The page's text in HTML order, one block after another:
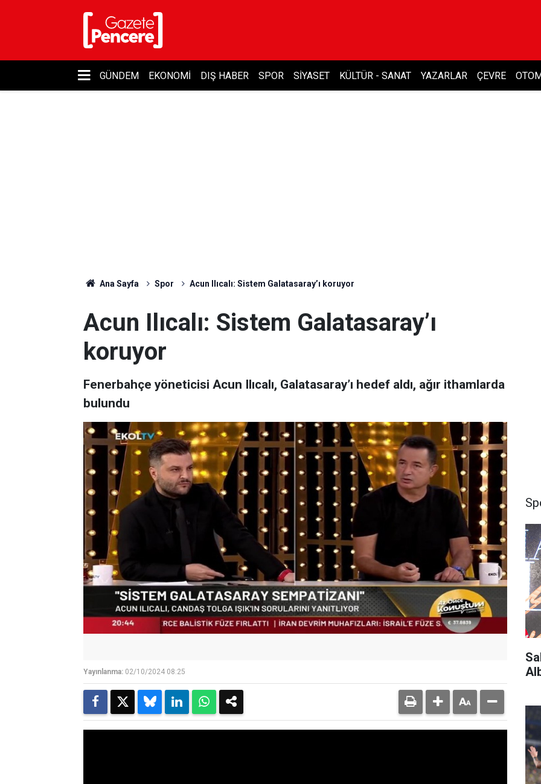
GÜNDEM EKONOMI DIŞ HABER SPOR SIYASET KÜLTÜR - SANAT YAZARLAR ÇEVRE
Ana Sayfa Spor Acun Ilıcalı: Sistem Galatasaray’ı koruyor
Acun Ilıcalı: Sistem Galatasaray’ı
koruyor
Fenerbahçe yöneticisi Acun Ilıcalı, Galatasaray’ı hedef aldı, ağır ithamlarda
bulundu
Yayınlanma: 02/10/2024 08:25